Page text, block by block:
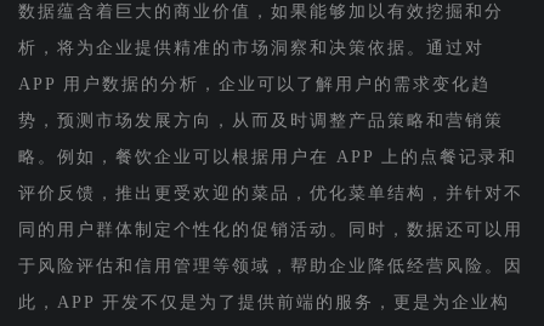
数据蕴含着巨大的商业价值，如果能够加以有效挖掘和分
析，将为企业提供精准的市场洞察和决策依据。通过对
APP 用户数据的分析，企业可以了解用户的需求变化趋
势，预测市场发展方向，从而及时调整产品策略和营销策
略。例如，餐饮企业可以根据用户在 APP 上的点餐记录和
评价反馈，推出更受欢迎的菜品，优化菜单结构，并针对不
同的用户群体制定个性化的促销活动。同时，数据还可以用
于风险评估和信用管理等领域，帮助企业降低经营风险。因
此，APP 开发不仅是为了提供前端的服务，更是为企业构